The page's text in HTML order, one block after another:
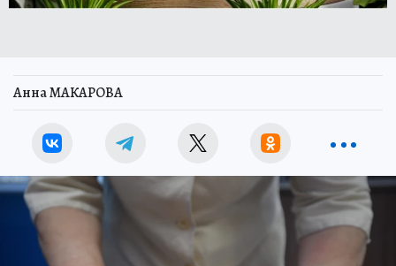
Анна МАКАРОВА